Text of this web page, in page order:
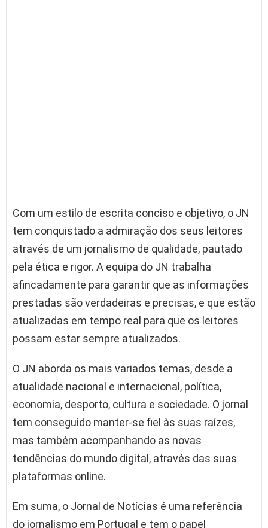
Com um estilo de escrita conciso e objetivo, o JN
tem conquistado a admiração dos seus leitores
através de um jornalismo de qualidade, pautado
pela ética e rigor. A equipa do JN trabalha
afincadamente para garantir que as informações
prestadas são verdadeiras e precisas, e que estão
atualizadas em tempo real para que os leitores
possam estar sempre atualizados.
O JN aborda os mais variados temas, desde a
atualidade nacional e internacional, política,
economia, desporto, cultura e sociedade. O jornal
tem conseguido manter-se fiel às suas raízes,
mas também acompanhando as novas
tendências do mundo digital, através das suas
plataformas online.
Em suma, o Jornal de Notícias é uma referência
do jornalismo em Portugal e tem o papel